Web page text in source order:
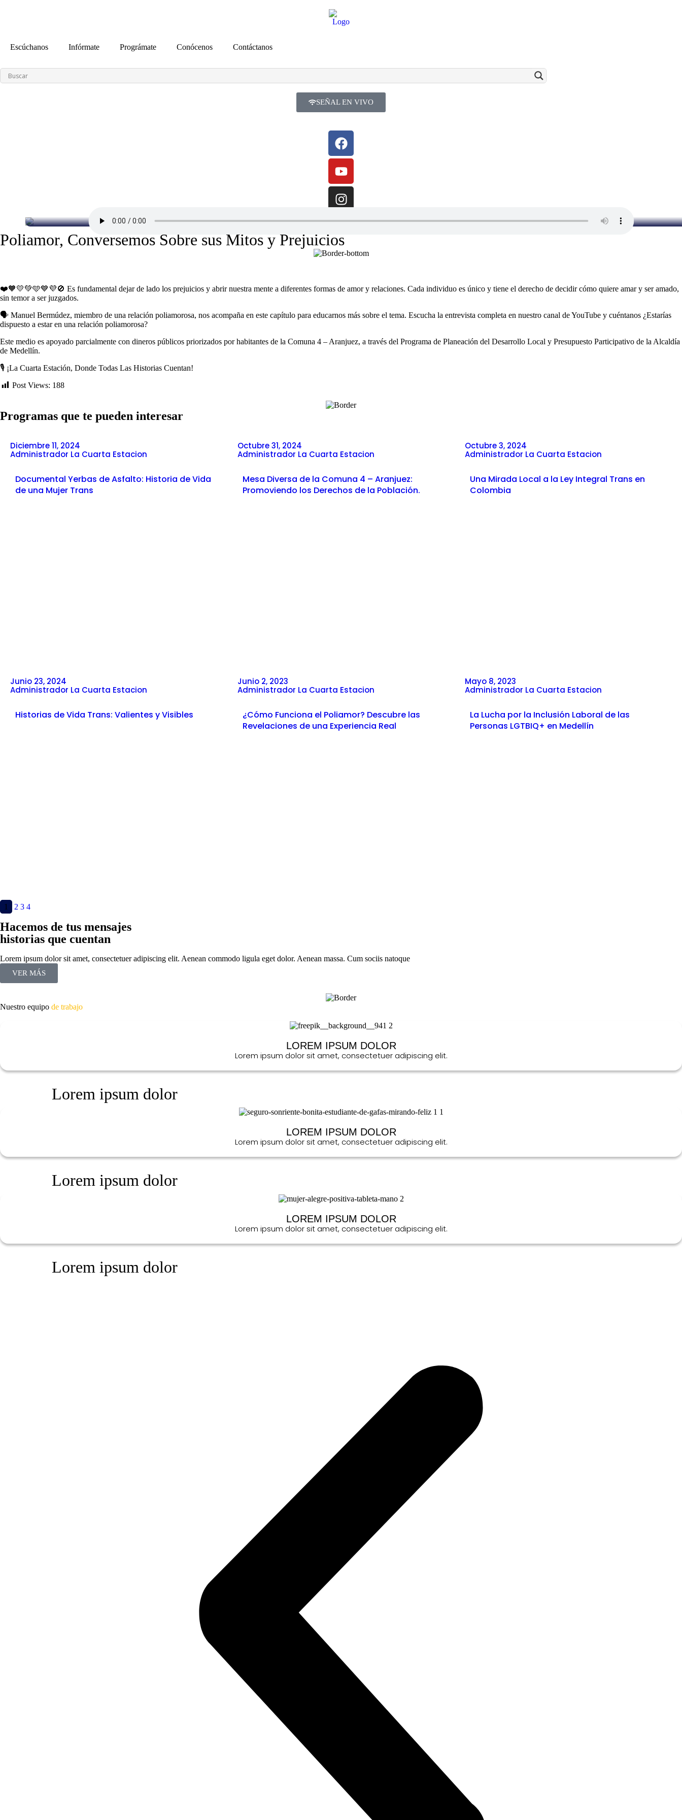
Escúchanos Infórmate Prográmate Conócenos Contáctanos
SEÑAL EN VIVO
Poliamor, Conversemos Sobre sus Mitos y Prejuicios
❤️🧡💛💚🩵💙💜🚫 Es fundamental dejar de lado los prejuicios y abrir nuestra mente a diferentes formas de amor y relaciones. Cada individuo es único y tiene el derecho de decidir cómo quiere amar y ser amado,
sin temor a ser juzgados.
🗣️ Manuel Bermúdez, miembro de una relación poliamorosa, nos acompaña en este capítulo para educarnos más sobre el tema. Escucha la entrevista completa en nuestro canal de YouTube y cuéntanos ¿Estarías
dispuesto a estar en una relación poliamorosa?
Este medio es apoyado parcialmente con dineros públicos priorizados por habitantes de la Comuna 4 – Aranjuez, a través del Programa de Planeación del Desarrollo Local y Presupuesto Participativo de la Alcaldía
de Medellín.
🎙️ ¡La Cuarta Estación, Donde Todas Las Historias Cuentan!
Post Views: 188
Programas que te pueden interesar
Diciembre 11, 2024
Administrador La Cuarta Estacion
Documental Yerbas de Asfalto: Historia de Vida
de una Mujer Trans
Octubre 31, 2024
Administrador La Cuarta Estacion
Mesa Diversa de la Comuna 4 – Aranjuez:
Promoviendo los Derechos de la Población.
Octubre 3, 2024
Administrador La Cuarta Estacion
Una Mirada Local a la Ley Integral Trans en
Colombia
Junio 23, 2024
Administrador La Cuarta Estacion
Historias de Vida Trans: Valientes y Visibles
Junio 2, 2023
Administrador La Cuarta Estacion
¿Cómo Funciona el Poliamor? Descubre las
Revelaciones de una Experiencia Real
Mayo 8, 2023
Administrador La Cuarta Estacion
La Lucha por la Inclusión Laboral de las
Personas LGTBIQ+ en Medellín
1 2 3 4
Hacemos de tus mensajes
historias que cuentan
Lorem ipsum dolor sit amet, consectetuer adipiscing elit. Aenean commodo ligula eget dolor. Aenean massa. Cum sociis natoque
VER MÁS
Nuestro equipo de trabajo
LOREM IPSUM DOLOR
Lorem ipsum dolor sit amet, consectetuer adipiscing elit.
Lorem ipsum dolor
LOREM IPSUM DOLOR
Lorem ipsum dolor sit amet, consectetuer adipiscing elit.
Lorem ipsum dolor
LOREM IPSUM DOLOR
Lorem ipsum dolor sit amet, consectetuer adipiscing elit.
Lorem ipsum dolor